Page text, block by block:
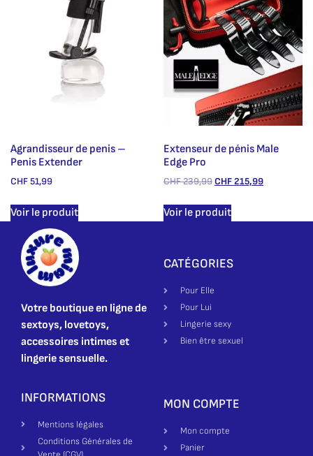
Agrandisseur de penis –
Penis Extender
CHF51,99
Voir le produit
Extenseur de pénis Male
Edge Pro
CHF239,99CHF215,99
Voir le produit
Votre boutique en ligne de
sextoys, lovetoys,
accessoires intimes et
lingerie sensuelle.
CATÉGORIES
Pour Elle
Pour Lui
Lingerie sexy
Bien être sexuel
INFORMATIONS
Mentions légales
Conditions Générales de
MON COMPTE
Mon compte
Panier